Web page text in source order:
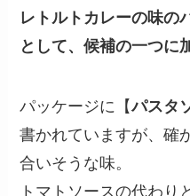
レトルトカレーの味の
として、候補の一つに
パッケージに【パスタ
書かれていますが、確
合いそうな味。
トマトソースの代わり